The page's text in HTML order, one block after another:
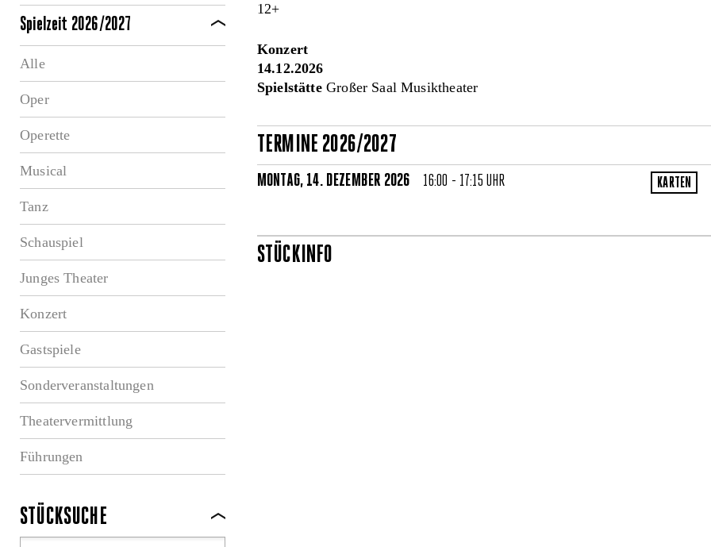
Spielzeit 2026/2027
Alle
Oper
Operette
Musical
Tanz
Schauspiel
Junges Theater
Konzert
Gastspiele
Sonderveranstaltungen
Theatervermittlung
Führungen
STÜCKSUCHE
12+
Konzert
14.12.2026
SpielstätteGroßer Saal Musiktheater
TERMINE 2026/2027
MONTAG, 14. DEZEMBER 2026 16:00 - 17:15 UHR
STÜCKINFO